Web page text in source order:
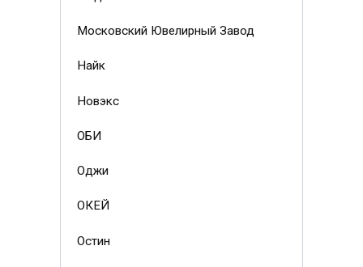
Московский Ювелирный Завод
Найк
Новэкс
ОБИ
Оджи
ОКЕЙ
Остин